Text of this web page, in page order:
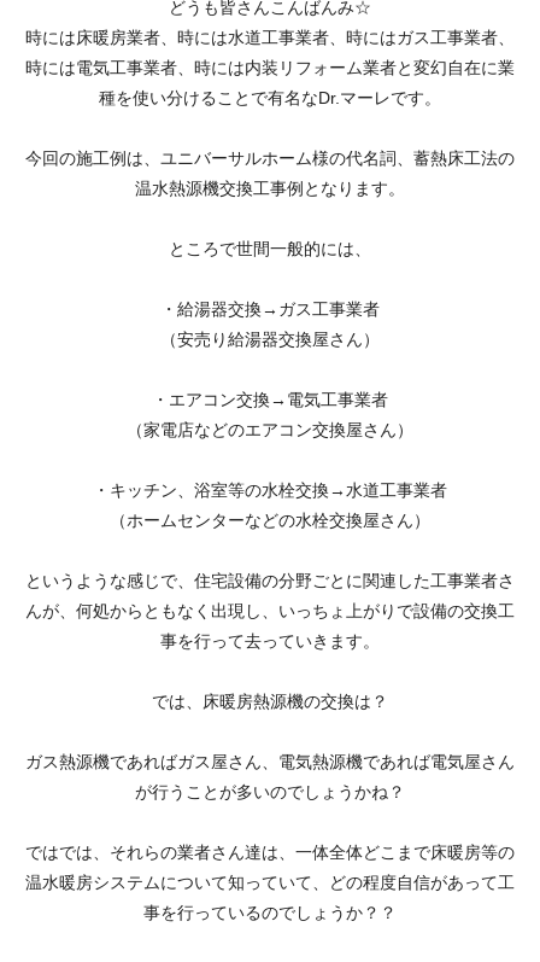
どうも皆さんこんばんみ☆
時には床暖房業者、時には水道工事業者、時にはガス工事業者、
時には電気工事業者、時には内装リフォーム業者と変幻自在に業
種を使い分けることで有名なDr.マーレです。
今回の施工例は、ユニバーサルホーム様の代名詞、蓄熱床工法の
温水熱源機交換工事例となります。
ところで世間一般的には、
・給湯器交換→ガス工事業者
（安売り給湯器交換屋さん）
・エアコン交換→電気工事業者
（家電店などのエアコン交換屋さん）
・キッチン、浴室等の水栓交換→水道工事業者
（ホームセンターなどの水栓交換屋さん）
というような感じで、住宅設備の分野ごとに関連した工事業者さ
んが、何処からともなく出現し、いっちょ上がりで設備の交換工
事を行って去っていきます。
では、床暖房熱源機の交換は？
ガス熱源機であればガス屋さん、電気熱源機であれば電気屋さん
が行うことが多いのでしょうかね？
ではでは、それらの業者さん達は、一体全体どこまで床暖房等の
温水暖房システムについて知っていて、どの程度自信があって工
事を行っているのでしょうか？？